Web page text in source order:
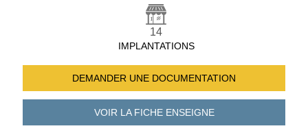
14
IMPLANTATIONS
DEMANDER UNE DOCUMENTATION
VOIR LA FICHEENSEIGNE